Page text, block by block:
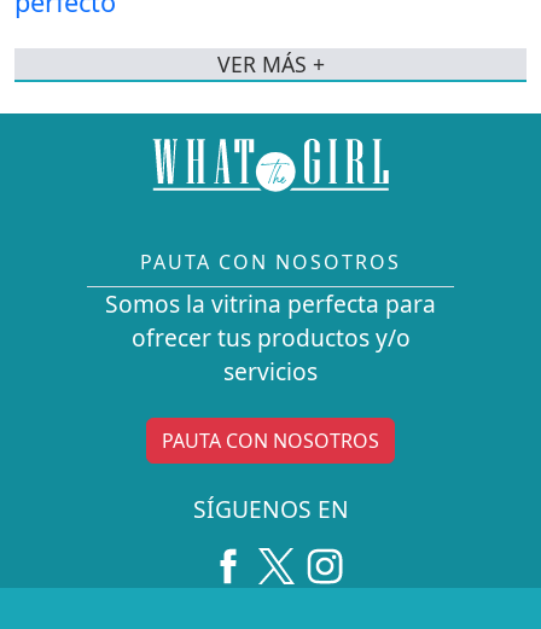
VER MÁS +
PAUTA CON NOSOTROS
Somos la vitrina perfecta para
ofrecer tus productos y/o
servicios
PAUTA CON NOSOTROS
SÍGUENOS EN